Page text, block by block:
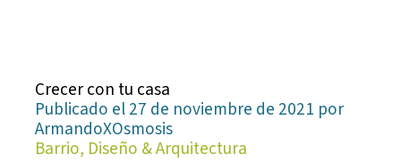
Crecer con tu casa
Publicado el 27 de noviembre de 2021 por
ArmandoXOsmosis
Barrio, Diseño & Arquitectura